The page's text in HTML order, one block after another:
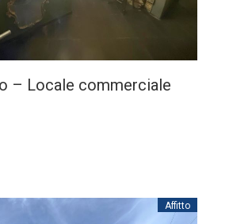
– Locale commerciale
Affitto